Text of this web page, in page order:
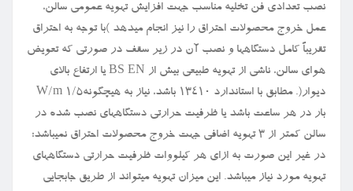
نصب تعدادی فن تخلیه مناسب جهت افزایش تهویه عمومی سالن،
عمل خروج محصولات احتراق را نیز انجام میدهد )با توجه به احتراق
تقریباً کامل دستگاهها و نصب آن در زیر سقف در صورتی که تعویض
هوای سالن، ناشی از تهویه طبیعی بیش از BS EN یا ارتفاع بالای
دیوار(. مطابق با استاندارد ۱۳۴۱۰ باشد، نیاز به هیچگونه
W/m 1/5
بار در هر ساعت باشد یا ظرفیت حرارتی دستگاههای نصب شده در
سالن کمتر از ۳ تهویه اضافی جهت خروج محصولات احتراق نمیباشد؛
در غیر این صورت به ازای هر کیلووات ظرفیت حرارتی دستگاههای
تهویه مورد نیاز میباشد. این میزان تهویه میتواند از طریق جابجایی